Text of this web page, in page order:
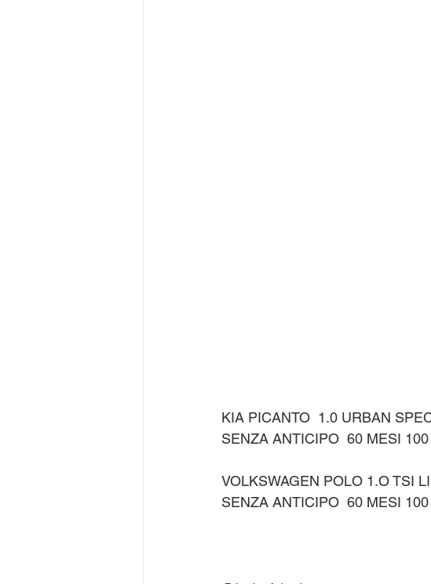
KIA PICANTO  1.0 URBAN
SENZA ANTICIPO  60 MESI
VOLKSWAGEN POLO 1.O TSI
SENZA ANTICIPO  60 MESI